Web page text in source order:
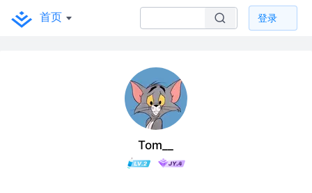
首页 登录
Tom__